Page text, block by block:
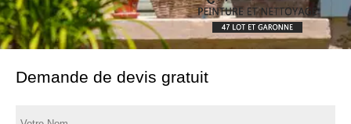
Demande de devis gratuit